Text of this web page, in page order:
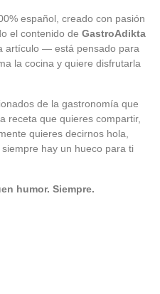
español, creado con pasión
el contenido de GastroAdikta
artículo — está pensado para
la cocina y quiere disfrutarla
de la gastronomía que
receta que quieres compartir,
quieres decirnos hola,
siempre hay un hueco para ti
humor. Siempre.